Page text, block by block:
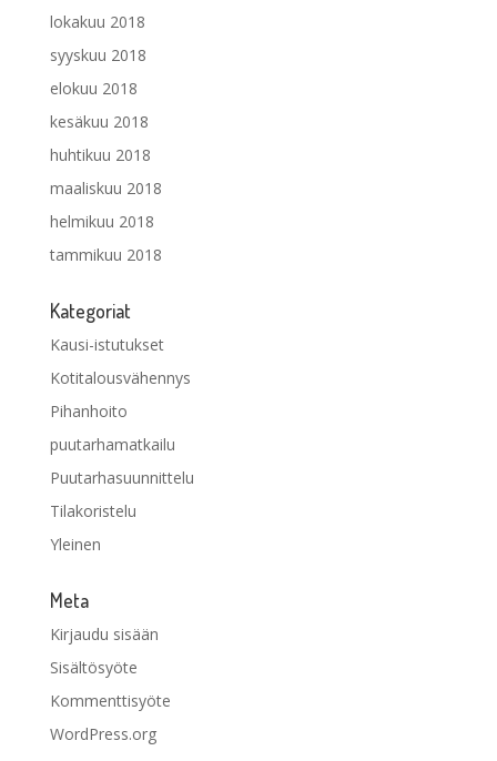
lokakuu 2018
syyskuu 2018
elokuu 2018
kesäkuu 2018
huhtikuu 2018
maaliskuu 2018
helmikuu 2018
tammikuu 2018
Kategoriat
Kausi-istutukset
Kotitalousvähennys
Pihanhoito
puutarhamatkailu
Puutarhasuunnittelu
Tilakoristelu
Yleinen
Meta
Kirjaudu sisään
Sisältösyöte
Kommenttisyöte
WordPress.org